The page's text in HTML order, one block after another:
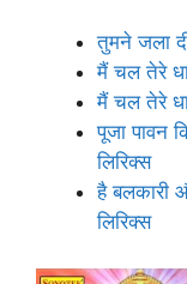
तुमने जला
मैं चल तेरे
मैं चल तेरे
पूजा पावन
लिरिक्स
है बलकारी
लिरिक्स